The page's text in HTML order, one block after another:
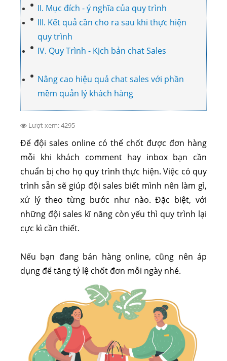
II. Mục đích - ý nghĩa của quy trình
III. Kết quả cần cho ra sau khi thực hiện
quy trình
IV. Quy Trình - Kịch bản chat Sales
Nâng cao hiệu quả chat sales với phần
mềm quản lý khách hàng
Lượt xem: 4295
Để đội sales online có thể chốt được đơn hàng
mỗi khi khách comment hay inbox bạn cần
chuẩn bị cho họ quy trình thực hiện. Việc có quy
trình sẵn sẽ giúp đội sales biết mình nên làm gì,
xử lý theo từng bước như nào. Đặc biệt, với
những đội sales kĩ năng còn yếu thì quy trình lại
cực kì cần thiết.
Nếu bạn đang bán hàng online, cũng nên áp
dụng để tăng tỷ lệ chốt đơn mỗi ngày nhé.